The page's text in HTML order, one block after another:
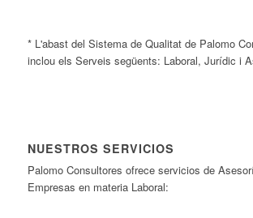
* L'abast del Sistema de Qualitat de Palomo
inclou els Serveis següents: Laboral, Jurídic i
NUESTROS SERVICIOS
Palomo Consultores ofrece servicios de
Empresas en materia Laboral: